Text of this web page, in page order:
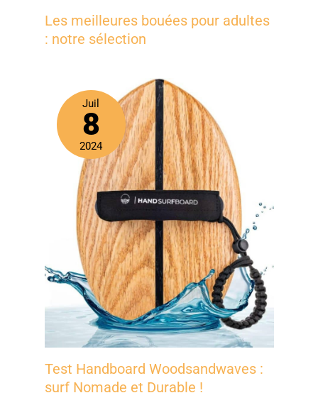
Les meilleures bouées pour adultes
: notre sélection
Juil
8
2024
Test Handboard Woodsandwaves :
surf Nomade et Durable !